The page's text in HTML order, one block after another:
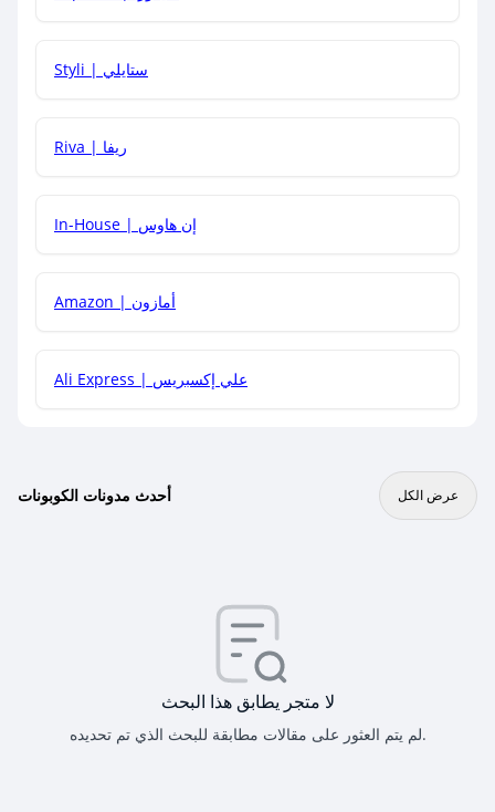
هل يمكنني جمع كود خصم مع العروض الأخرى؟
Styli | ستايلي
Riva | ريفا
In-House | إن هاوس
Amazon | أمازون
Ali Express | علي إكسبريس
أحدث مدونات الكوبونات عرض الكل
لا متجر يطابق هذا البحث
لم يتم العثور على مقالات مطابقة للبحث الذي تم تحديده.